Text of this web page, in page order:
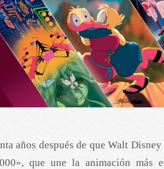
años después de que Walt
que une la animación más